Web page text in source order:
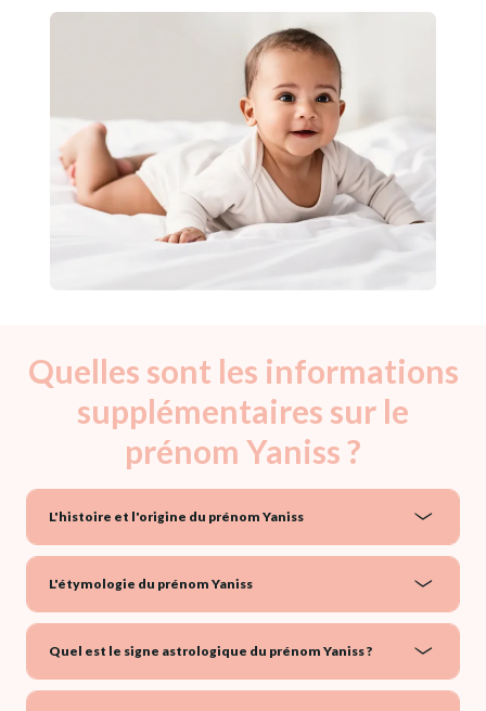
Quelles sont les informations
supplémentaires sur le
prénom Yaniss ?
L'histoire et l'origine du prénom Yaniss
L'étymologie du prénom Yaniss
Quel est le signe astrologique du prénom Yaniss ?